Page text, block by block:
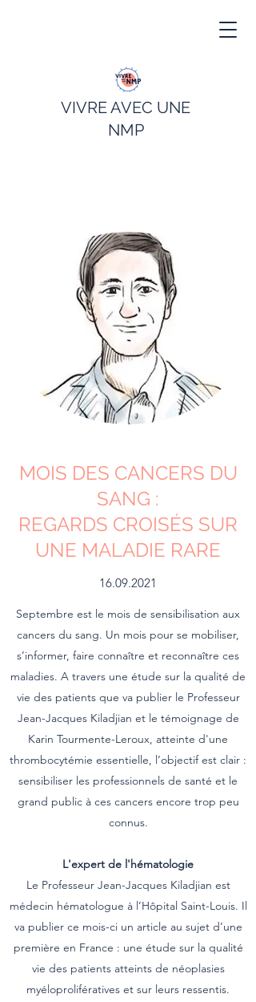
VIVRE AVEC UNE
NMP
MOIS DES CANCERS DU
SANG :
REGARDS CROISÉS SUR
UNE MALADIE RARE
16.09.2021
Septembre est le mois de sensibilisation aux
cancers du sang. Un mois pour se mobiliser,
s’informer, faire connaître et reconnaître ces
maladies. A travers une étude sur la qualité de
vie des patients que va publier le Professeur
Jean-Jacques Kiladjian et le témoignage de
Karin Tourmente-Leroux, atteinte d'une
thrombocytémie essentielle, l’objectif est clair :
sensibiliser les professionnels de santé et le
grand public à ces cancers encore trop peu
connus.
L'expert de l'hématologie
Le Professeur Jean-Jacques Kiladjian est
médecin hématologue à l’Hôpital Saint-Louis. Il
va publier ce mois-ci un article au sujet d’une
première en France : une étude sur la qualité
vie des patients atteints de néoplasies
myéloprolifératives et sur leurs ressentis.